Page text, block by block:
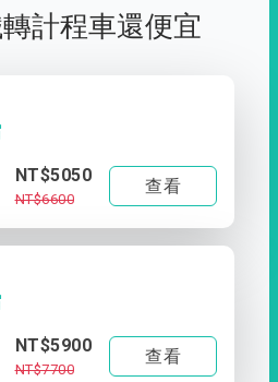
計程車還便宜
NT$5050
NT$6600
查看
NT$5900
NT$7700
查看